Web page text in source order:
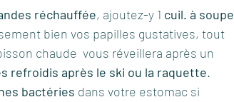
réchauffée, ajoutez-y 1 cuil. à soupe
bien vos papilles gustatives, tout
chaude  vous réveillera après un
refroidis après le ski ou la raquette.
bactéries dans votre estomac si